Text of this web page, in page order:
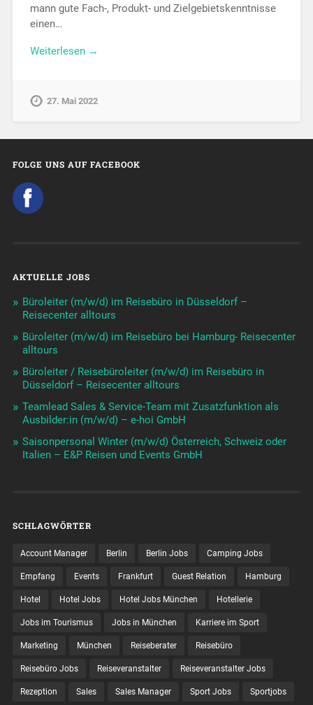
mann gute Fach-, Produkt- und Zielgebietskenntnisse
einen…
Weiterlesen →
27. Mai 2022
FOLGE UNS AUF FACEBOOK
AKTUELLE JOBS
Büroleiter (m/w/d) im Reisebüro in Düsseldorf –
Reisecenter alltours
Büroleiter (m/w/d) im Reisebüro bei Hamburg- Reisecenter
alltours
Büroleiter / Reisebüroleiter (m/w/d) im Reisebüro in
Düsseldorf – Reisecenter alltours
Teamlead Sales & Service-Team mit Zusatzfunktion als
Ausbilder:in (m/w/d) – e-hoi GmbH
Saisonpersonal Winter (m/w/d) Österreich, Schweiz oder
Italien – E&P Reisen und Events GmbH
SCHLAGWÖRTER
Account Manager Berlin Berlin Jobs Camping Jobs
Empfang Events Frankfurt Guest Relation Hamburg
Hotel Hotel Jobs Hotel Jobs München Hotellerie
Jobs im Tourismus Jobs in München Karriere im Sport
Marketing München Reiseberater Reisebüro
Reisebüro Jobs Reiseveranstalter Reiseveranstalter Jobs
Rezeption Sales Sales Manager Sport Jobs Sportjobs